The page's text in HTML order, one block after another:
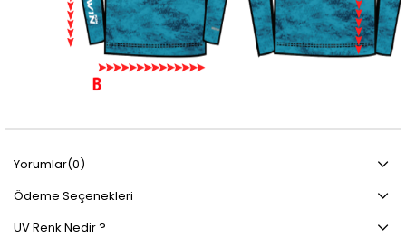
Yorumlar(0)
Ödeme Seçenekleri
UV Renk Nedir ?